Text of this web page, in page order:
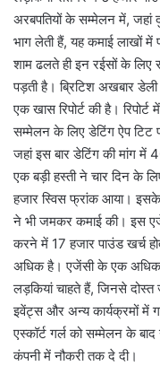
अरबपतियों के सम्मेलन में, जहां
भाग लेती हैं, यह कमाई लाखों में
शाम ढलते ही इन रईसों के लिए
पड़ती है। ब्रिटिश अखबार
एक खास रिपोर्ट की है।
सम्मेलन के लिए डेटिंग ऐप
जहां इस बार डेटिंग की मांग में
एक बड़ी हस्ती ने चार दिन के
हजार स्विस फ्रांक आया। इसके
ने भी जमकर कमाई की। इस
करने में 17 हजार पाउंड खर्च
अधिक है। एजेंसी के एक
लड़कियां चाहते हैं, जिनसे दोस्त
इवेंट्स और अन्य कार्यक्रमों में
एस्कॉर्ट गर्ल को सम्मेलन के
कंपनी में नौकरी तक दे दी।